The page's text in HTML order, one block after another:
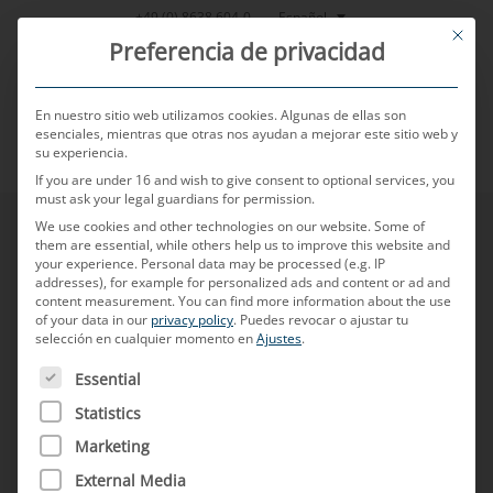
Saltar
+49 (0) 8638 604-0 Español
This
Preferencia de privacidad
En nuestro sitio web utilizamos cookies. Algunas de ellas son
esenciales, mientras que otras nos ayudan a mejorar este sitio web y
su experiencia.
If you are under 16 and wish to give consent to optional services, you
must ask your legal guardians for permission.
We use cookies and other technologies on our website. Some of
them are essential, while others help us to improve this website and
your experience. Personal data may be processed (e.g. IP
addresses), for example for personalized ads and content or ad and
content measurement.You can find more information about the use
of your data in our privacy policy. Puedes revocar o ajustar tu
selección en cualquier momento enAjustes.
A CONTINUACIÓN FIGURA UNA LISTA DE LOS GRUPOS
Essential
Statistics
Marketing
External Media